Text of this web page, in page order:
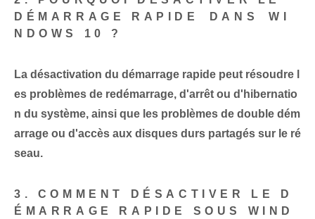
DÉMARRAGE RAPIDE⁣ DANS⁢ WI
NDOWS ‌10 ?
La désactivation du démarrage rapide peut résoudre l
es problèmes de redémarrage, d'arrêt ou d'hibernatio
n du système, ainsi que les problèmes de double dém
arrage ou d'accès aux disques durs partagés sur le ré
seau.
3. COMMENT DÉSACTIVER LE D
ÉMARRAGE RAPIDE SOUS WIND